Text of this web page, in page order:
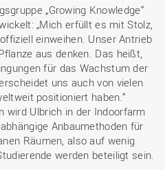
„Growing Knowledge“
„Mich erfüllt es mit Stolz,
einweihen. Unser Antrieb
aus denken. Das heißt,
für das Wachstum der
uns auch von vielen
positioniert haben.“
wird Ulbrich in der Indoorfarm
Anbaumethoden für
Räumen, also auf wenig
werden beteiligt sein.